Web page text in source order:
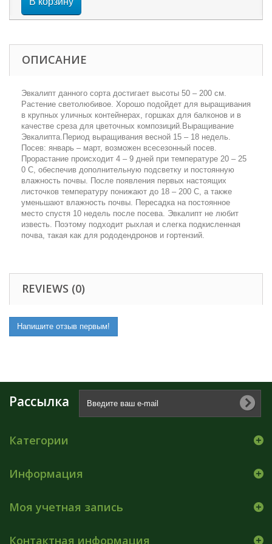
ОПИСАНИЕ
Эвкалипт данного сорта достигает высоты 50 – 200 см.
Растение светолюбивое. Хорошо подойдет для выращивания
в крупных уличных контейнерах, горшках для балконов и в
качестве среза для цветочных композиций.Выращивание
Эвкалипта. Период выращивания весной 15 – 18 недель.
Посев: январь – март, возможен всесезонный посев.
Прорастание происходит 4 – 9 дней при температуре 20 – 25
0 С, обеспечив дополнительную подсветку и постоянную
влажность почвы. После появления первых настоящих
листочков температуру понижают до 18 – 200 С, а также
уменьшают влажность почвы. Пересадка на постоянное
место спустя 10 недель после посева. Эвкалипт не любит
известь. Поэтому подходит рыхлая и слегка подкисленная
почва, такая как для рододендронов и гортензий.
REVIEWS (0)
Напишите отзыв первым!
Рассылка
Категории
Информация
Моя учетная запись
Контактная информация